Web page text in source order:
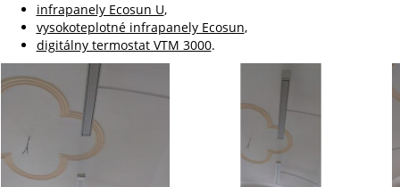
infrapanely Ecosun U,
vysokoteplotné infrapanely Ecosun,
digitálny termostat VTM 3000.